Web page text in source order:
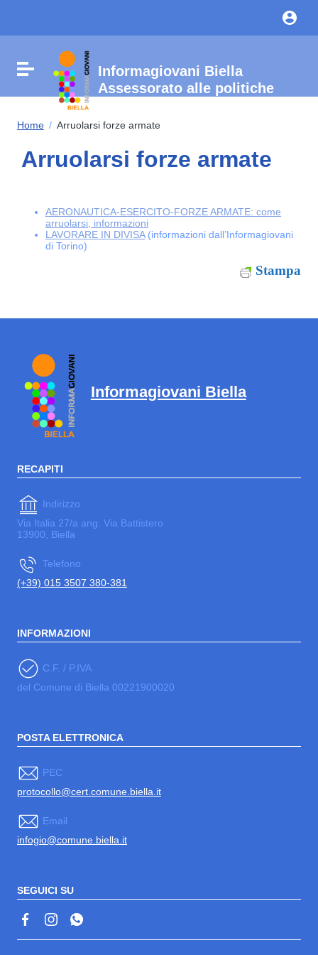
Attiva / disattiva la navigazione
Informagiovani Biella
Assessorato alle politiche
Biella
Home / Arruolarsi forze armate
Arruolarsi forze armate
AERONAUTICA-ESERCITO-FORZE ARMATE: come
arruolarsi, informazioni
LAVORARE IN DIVISA(informazioni dall’Informagiovani
di Torino)
Stampa
Informagiovani Biella
RECAPITI
Indirizzo
Via Italia 27/a ang. Via Battistero
13900, Biella
Telefono
(+39) 015 3507 380-381
INFORMAZIONI
C.F. / P.IVA
del Comune di Biella 00221900020
POSTA ELETTRONICA
PEC
protocollo@cert.comune.biella.it
Email
infogio@comune.biella.it
SEGUICI SU